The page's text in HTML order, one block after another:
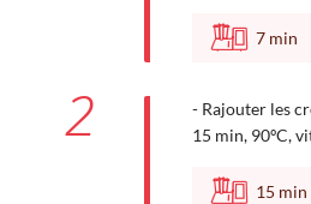
7 min
2
- Rajouter les
15 min, 90ºC,
15 min